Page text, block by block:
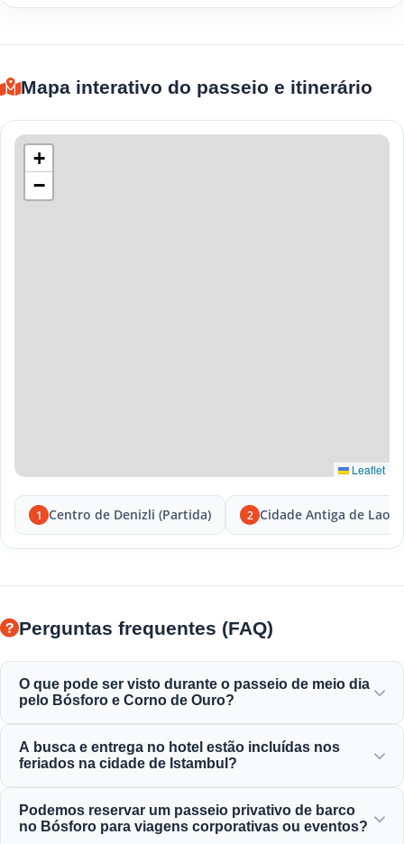
Mapa interativo do passeio e itinerário
+
−
Leaflet
1 Centro de Denizli (Partida) 2 Cidade Antiga de
Perguntas frequentes (FAQ)
O que pode ser visto durante o passeio de meio dia
pelo Bósforo e Corno de Ouro?
Ponte do Bósforo, do Palácio de Dolmabahçe, da Mesquita
A busca e entrega no hotel estão incluídas nos
feriados na cidade de Istambul?
em hotéis localizados centralmente em áreas como
Sultanahmet, Taksim e regiões adjacentes.
Podemos reservar um passeio privativo de barco
no Bósforo para viagens corporativas ou eventos?